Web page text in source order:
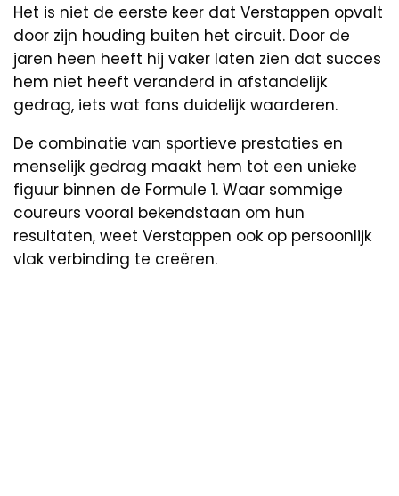
Het is niet de eerste keer dat Verstappen opvalt
door zijn houding buiten het circuit. Door de
jaren heen heeft hij vaker laten zien dat succes
hem niet heeft veranderd in afstandelijk
gedrag, iets wat fans duidelijk waarderen.
De combinatie van sportieve prestaties en
menselijk gedrag maakt hem tot een unieke
figuur binnen de Formule 1. Waar sommige
coureurs vooral bekendstaan om hun
resultaten, weet Verstappen ook op persoonlijk
vlak verbinding te creëren.